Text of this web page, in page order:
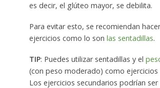
es decir, el glúteo mayor, se debilita.
Para evitar esto, se recomiendan
ejercicios como lo son las sentadillas.
TIP: Puedes utilizar sentadillas y el
(con peso moderado) como ejercicios
Los ejercicios secundarios podrían